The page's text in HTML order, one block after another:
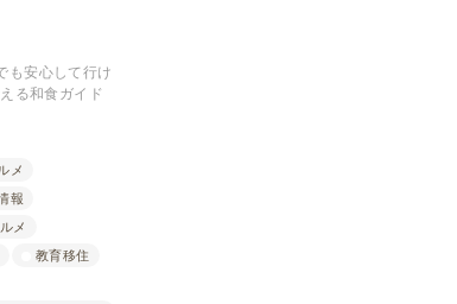
も安心して行け
る和食ガイド
メ
報
メ
教育移住